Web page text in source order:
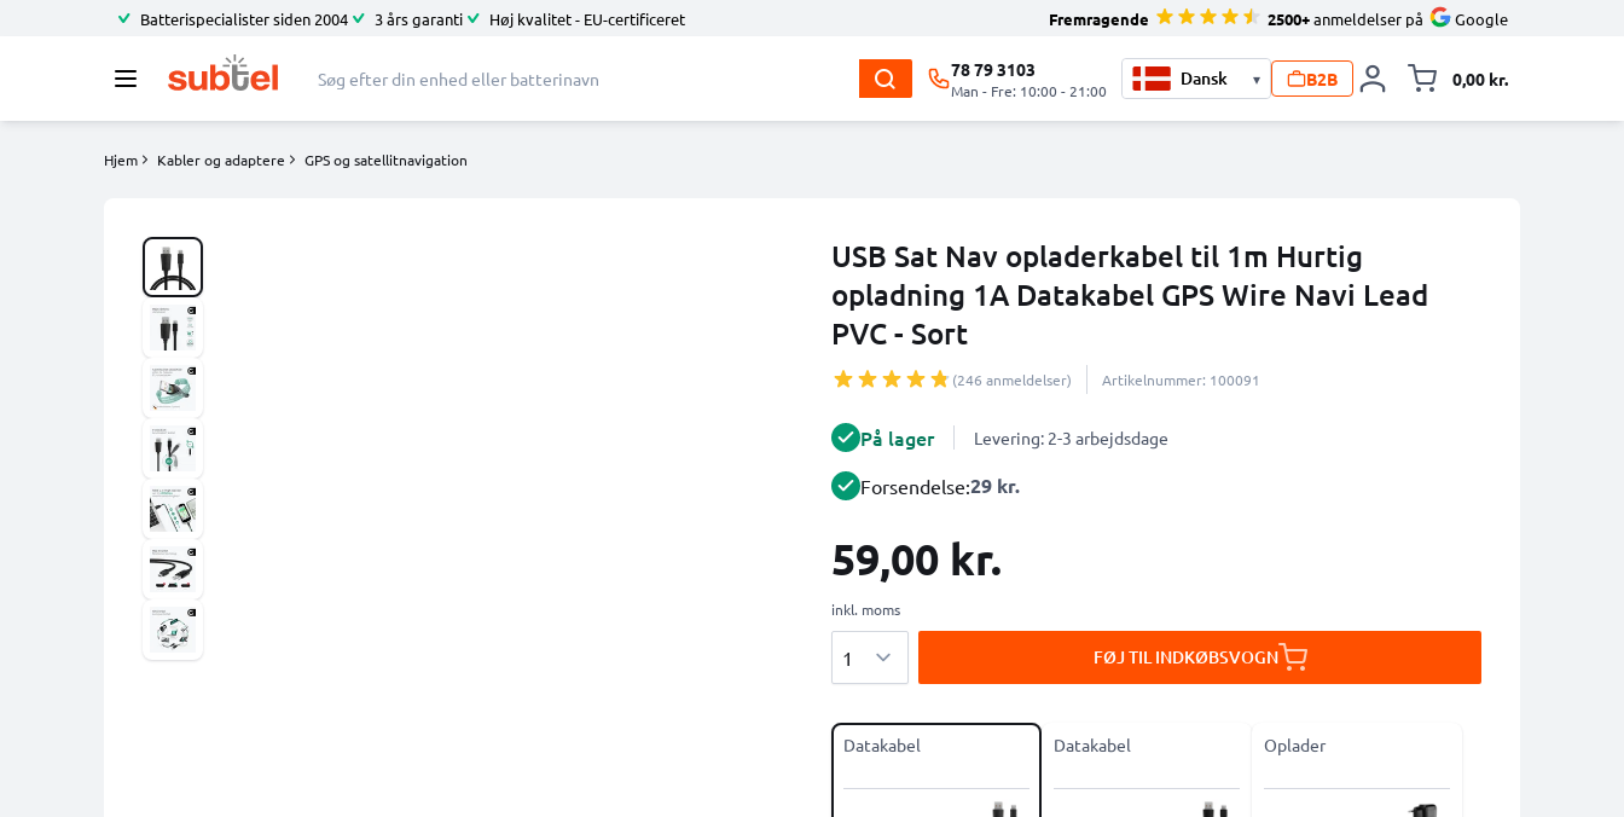
Batterispecialister siden 2004 3 års garanti Høj kvalitet - EU-certificeret Fremragende 2500+anmeldelser på Google
78 79 3103
Man - Fre: 10:00 - 21:00
▾ B2B 0,00 kr.
Hjem Kabler og adaptere GPS og satellitnavigation
USB Sat Nav opladerkabel til 1m Hurtig
opladning 1A Datakabel GPS Wire Navi Lead
PVC - Sort
(246 anmeldelser) Artikelnummer: 100091
På lager Levering: 2-3 arbejdsdage
Forsendelse:29 kr.
59,00 kr.
inkl. moms
FØJ TIL INDKØBSVOGN
Datakabel Datakabel Oplader